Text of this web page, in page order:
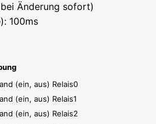
Änderung sofort)
100ms
(ein, aus) Relais0
(ein, aus) Relais1
(ein, aus) Relais2